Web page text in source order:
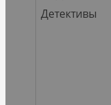
Детективы